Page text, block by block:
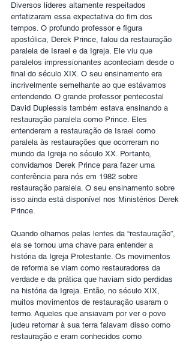
Diversos líderes altamente respeitados
enfatizaram essa expectativa do fim dos
tempos. O profundo professor e figura
apostólica, Derek Prince, falou da restauração
paralela de Israel e da Igreja. Ele viu que
paralelos impressionantes aconteciam desde o
final do século XIX. O seu ensinamento era
incrivelmente semelhante ao que estávamos
entendendo. O grande professor pentecostal
David Duplessis também estava ensinando a
restauração paralela como Prince. Eles
entenderam a restauração de Israel como
paralela às restaurações que ocorreram no
mundo da Igreja no século XX. Portanto,
convidamos Derek Prince para fazer uma
conferência para nós em 1982 sobre
restauração paralela. O seu ensinamento sobre
isso ainda está disponível nos Ministérios Derek
Prince.
Quando olhamos pelas lentes da “restauração”,
ela se tornou uma chave para entender a
história da Igreja Protestante. Os movimentos
de reforma se viam como restauradores da
verdade e da prática que haviam sido perdidas
na história da Igreja. Então, no século XIX,
muitos movimentos de restauração usaram o
termo. Aqueles que ansiavam por ver o povo
judeu retornar à sua terra falavam disso como
restauração e eram conhecidos como